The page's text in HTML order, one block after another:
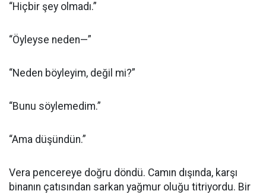
“Hiçbir şey olmadı.”
“Öyleyse neden—”
“Neden böyleyim, değil mi?”
“Bunu söylemedim.”
“Ama düşündün.”
Vera pencereye doğru döndü. Camın dışında, karşı
binanın çatısından sarkan yağmur oluğu titriyordu. Bir